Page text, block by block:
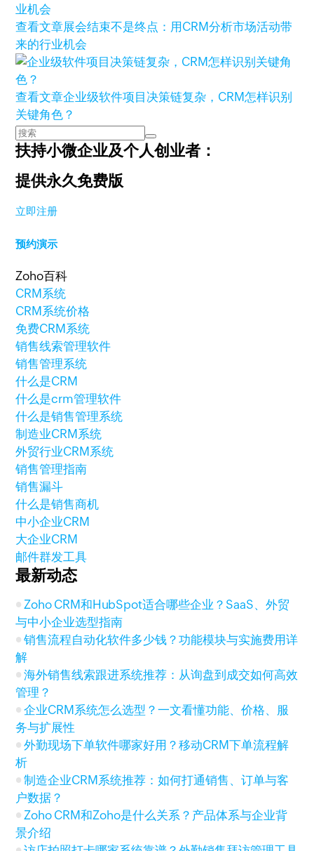
查看文章展会结束不是终点：用CRM分析市场活动带
来的行业机会
查看文章企业级软件项目决策链复杂，CRM怎样识别
关键角色？
扶持小微企业及个人创业者：
提供永久免费版
立即注册
预约演示
Zoho百科
CRM系统
CRM系统价格
免费CRM系统
销售线索管理软件
销售管理系统
什么是CRM
什么是crm管理软件
什么是销售管理系统
制造业CRM系统
外贸行业CRM系统
销售管理指南
销售漏斗
什么是销售商机
中小企业CRM
大企业CRM
邮件群发工具
最新动态
Zoho CRM和HubSpot适合哪些企业？SaaS、外贸
与中小企业选型指南
销售流程自动化软件多少钱？功能模块与实施费用详
解
海外销售线索跟进系统推荐：从询盘到成交如何高效
管理？
企业CRM系统怎么选型？一文看懂功能、价格、服
务与扩展性
外勤现场下单软件哪家好用？移动CRM下单流程解
析
制造企业CRM系统推荐：如何打通销售、订单与客
户数据？
Zoho CRM和Zoho是什么关系？产品体系与企业背
景介绍